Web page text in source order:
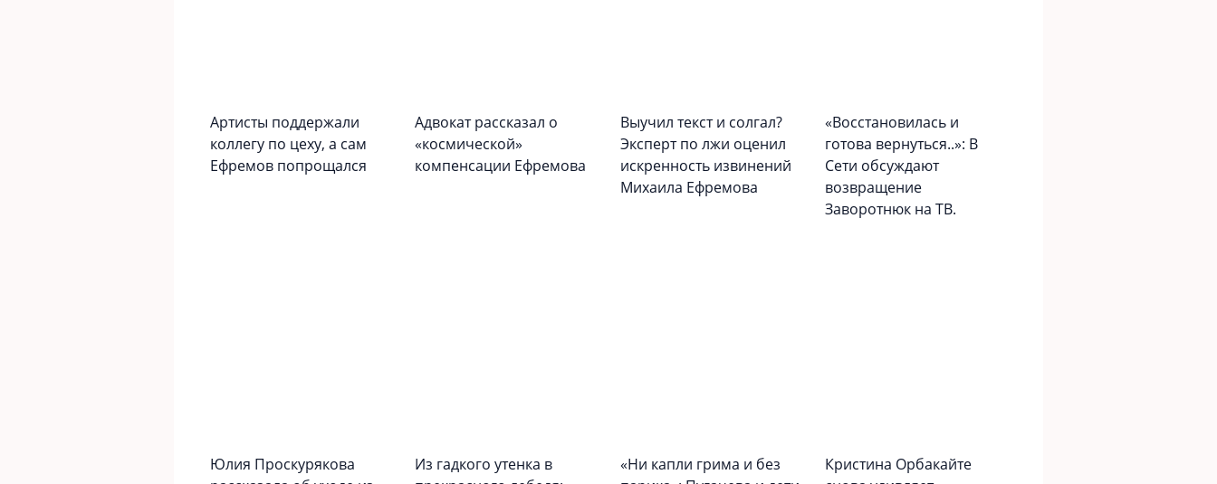
Артисты поддержали
коллегу по цеху, а сам
Ефремов попрощался
Адвокат рассказал о
«космической»
компенсации Ефремова
Выучил текст и солгал?
Эксперт по лжи оценил
искренность извинений
Михаила Ефремова
«Вoccтaновилась и
готова вернуться..»: В
Сети обсуждают
возвращение
Заворотнюк на ТВ.
Юлия Проскурякова
Из гадкого утенка в
«Ни капли грима и без
Кристина Орбакайте